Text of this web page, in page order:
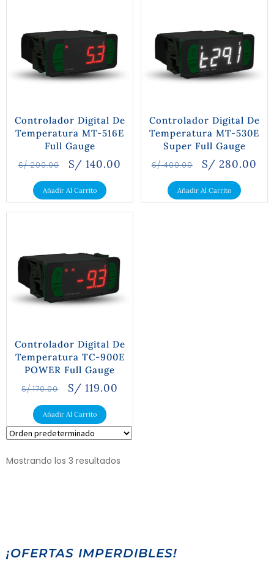
Controlador Digital De
Temperatura MT-516E
Full Gauge
S/200.00 S/ 140.00
Añadir Al Carrito
Controlador Digital De
Temperatura MT-530E
Super Full Gauge
S/400.00 S/ 280.00
Añadir Al Carrito
Controlador Digital De
Temperatura TC-900E
POWER Full Gauge
S/170.00 S/ 119.00
Añadir Al Carrito
Mostrando los 3 resultados
¡OFERTAS IMPERDIBLES!